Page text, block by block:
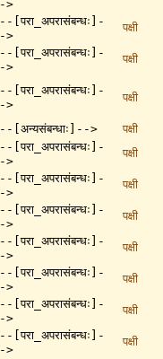
->
--[परा_अपरासंबन्धः]-
->
पक्षी
--[परा_अपरासंबन्धः]-
->
पक्षी
--[परा_अपरासंबन्धः]-
->
पक्षी
--[अन्यसंबन्धाः]-->
पक्षी
--[परा_अपरासंबन्धः]-
->
पक्षी
--[परा_अपरासंबन्धः]-
->
पक्षी
--[परा_अपरासंबन्धः]-
->
पक्षी
--[परा_अपरासंबन्धः]-
->
पक्षी
--[परा_अपरासंबन्धः]-
->
पक्षी
--[परा_अपरासंबन्धः]-
->
पक्षी
--[परा_अपरासंबन्धः]-
->
पक्षी